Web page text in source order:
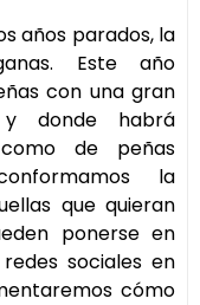
años parados, la
Este año
con una gran
donde habrá
de peñas
la
que quieran
ponerse en
sociales en
cómo